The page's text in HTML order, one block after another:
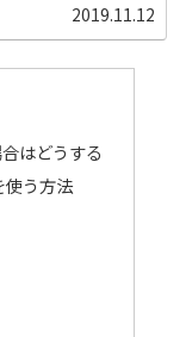
2019.11.12
はどうする
使う方法